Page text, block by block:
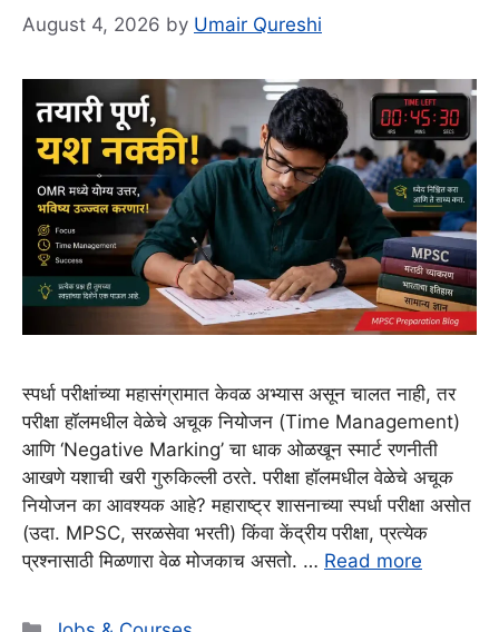
August 4, 2026 by Umair Qureshi
स्पर्धा परीक्षांच्या महासंग्रामात केवळ अभ्यास असून चालत नाही, तर
परीक्षा हॉलमधील वेळेचे अचूक नियोजन (Time Management)
आणि ‘Negative Marking’ चा धाक ओळखून स्मार्ट रणनीती
आखणे यशाची खरी गुरुकिल्ली ठरते. परीक्षा हॉलमधील वेळेचे अचूक
नियोजन का आवश्यक आहे? महाराष्ट्र शासनाच्या स्पर्धा परीक्षा असोत
(उदा. MPSC, सरळसेवा भरती) किंवा केंद्रीय परीक्षा, प्रत्येक
प्रश्नासाठी मिळणारा वेळ मोजकाच असतो. … Read more
Categories